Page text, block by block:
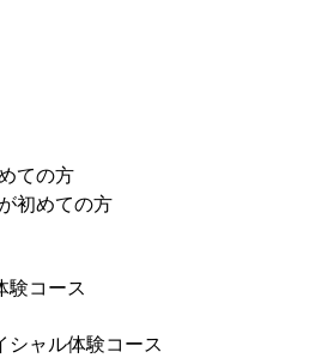
ての方
初めての方
験コース
ャル体験コース